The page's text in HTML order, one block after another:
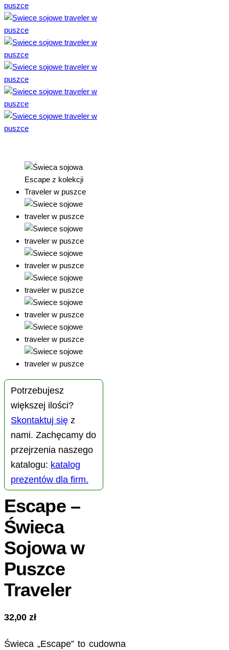
Potrzebujesz
większej ilości?
Skontaktuj się z
nami. Zachęcamy do
przejrzenia naszego
katalogu: katalog
prezentów dla firm.
Escape –
Świeca
Sojowa w
Puszce
Traveler
32,00 zł
Świeca „Escape” to cudowna